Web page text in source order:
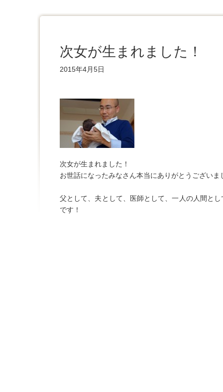
次女が生まれました！
2015年4月5日
次女が生まれました！
お世話になったみなさん本当にありがとうございま
父として、夫として、医師として、一人の人間と
です！